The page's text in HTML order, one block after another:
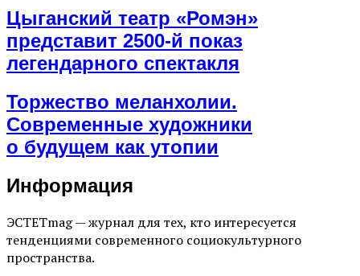
Цыганский театр «Ромэн»
представит 2500-й показ
легендарного спектакля
Торжество меланхолии.
Современные художники
о будущем как утопии
Информация
ЭСТЕТmag — журнал для тех, кто интересуется
тенденциями современного социокультурного
пространства.